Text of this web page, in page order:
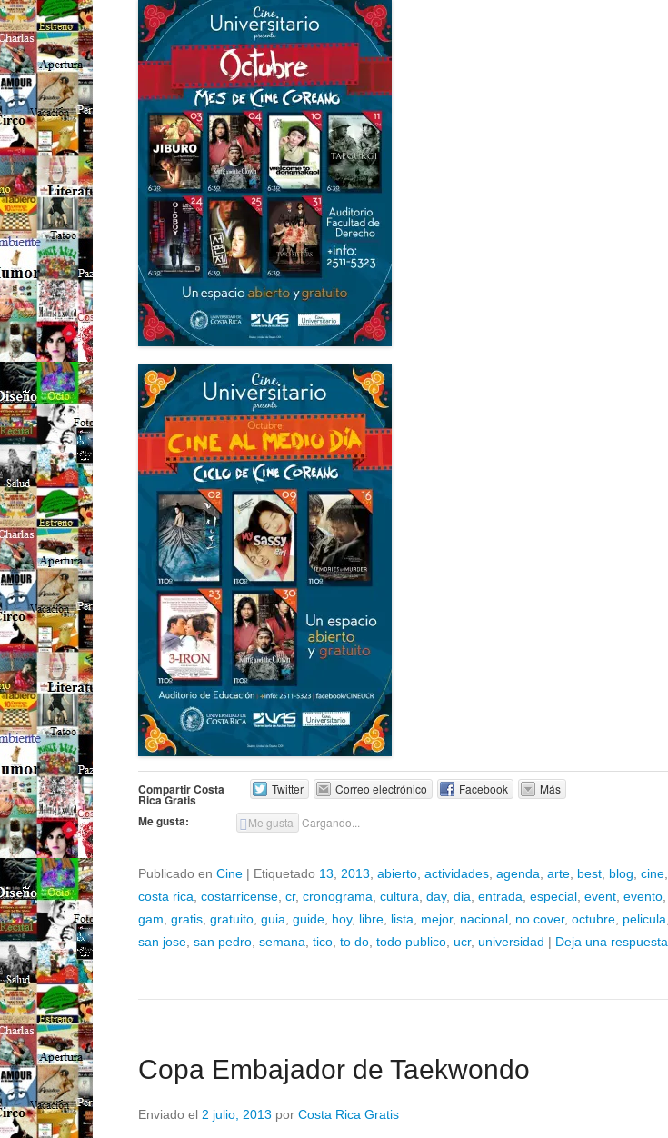
Compartir Costa
Rica Gratis
Twitter Correo electrónico Facebook Más
Me gusta: Me gusta Cargando...
Publicado en Cine | Etiquetado 13 2013 abierto actividades agenda arte best blog cine
costa rica costarricense cr, cronograma cultura day, dia entrada especial event evento
gam gratis gratuito guia guide hoy, libre lista mejor, nacional no cover, octubre pelicula
san jose san pedro semana tico to do todo publico ucr, universidad | Deja una respuesta
Copa Embajador de Taekwondo
Enviado el 2 julio, 2013 por Costa Rica Gratis